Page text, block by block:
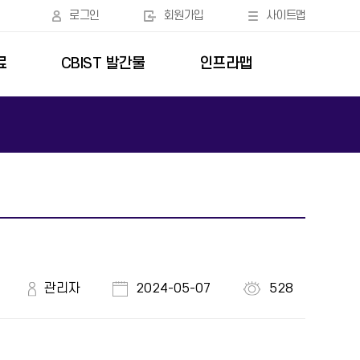
로그인 회원가입 사이트맵
CBIST 발간물 인프라맵
관리자 2024-05-07 528